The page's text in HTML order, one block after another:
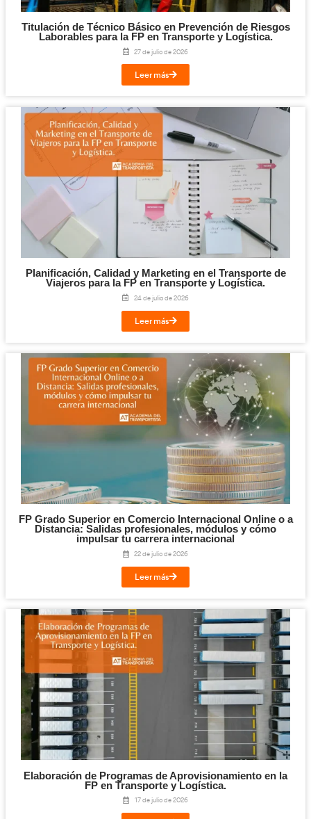
Transporte y Logística.
31 de julio de 2026
Leer más
Competencia Profesional para el
Mercancías y Viajeros: qué es, requisitos y
el examen en 2026
30 de julio de 2026
Leer más
Cloud y Sistemas Conectados para la FP en
Logística.
29 de julio de 2026
Leer más